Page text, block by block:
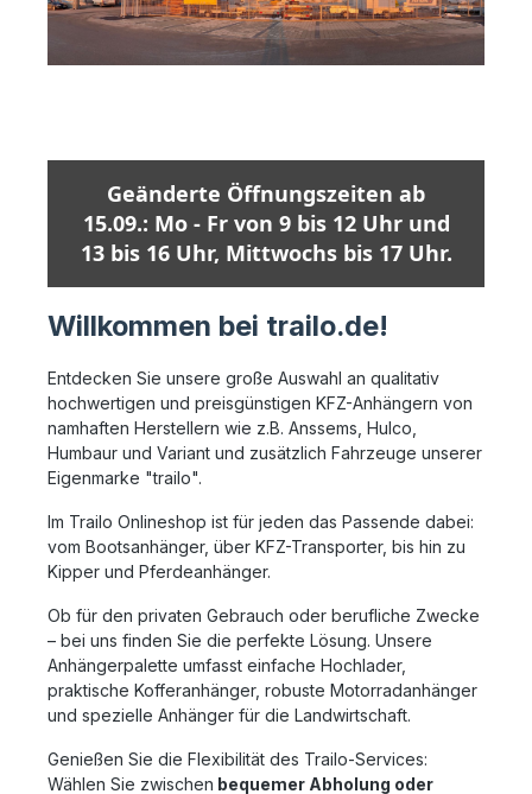
Geänderte Öffnungszeiten ab
15.09.: Mo - Fr von 9 bis 12 Uhr und
13 bis 16 Uhr, Mittwochs bis 17 Uhr.
Willkommen bei trailo.de!
Entdecken Sie unsere große Auswahl an qualitativ
hochwertigen und preisgünstigen KFZ-Anhängern von
namhaften Herstellern wie z.B. Anssems, Hulco,
Humbaur und Variant und zusätzlich Fahrzeuge unserer
Eigenmarke "trailo".
Im Trailo Onlineshop ist für jeden das Passende dabei:
vom Bootsanhänger, über KFZ-Transporter, bis hin zu
Kipper und Pferdeanhänger.
Ob für den privaten Gebrauch oder berufliche Zwecke
– bei uns finden Sie die perfekte Lösung. Unsere
Anhängerpalette umfasst einfache Hochlader,
praktische Kofferanhänger, robuste Motorradanhänger
und spezielle Anhänger für die Landwirtschaft.
Genießen Sie die Flexibilität des Trailo-Services:
Wählen Sie zwischen bequemer Abholung oder